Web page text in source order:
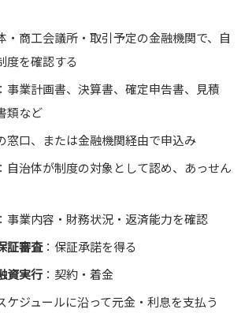
・商工会議所・取引予定の金融機関で、自
度を確認する
：事業計画書、決算書、確定申告書、見積
類など
窓口、または金融機関経由で申込み
：自治体が制度の対象として認め、あっせん
事業内容・財務状況・返済能力を確認
証審査：保証承諾を得る
資実行 ：契約・着金
ケジュールに沿って元金・利息を支払う